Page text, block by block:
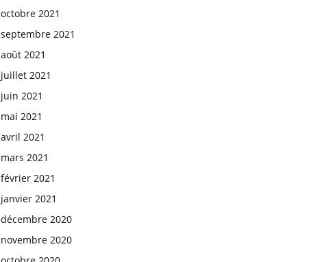
octobre 2021
septembre 2021
août 2021
juillet 2021
juin 2021
mai 2021
avril 2021
mars 2021
février 2021
janvier 2021
décembre 2020
novembre 2020